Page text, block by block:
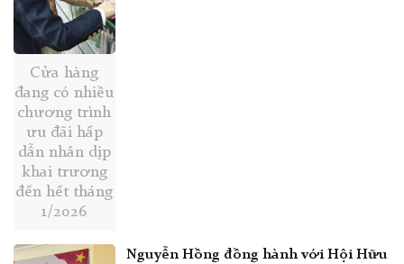
Cửa hàng
đang có nhiều
chương trình
ưu đãi hấp
dẫn nhân dịp
khai trương
đến hết tháng
1/2026
Nguyễn Hồng đồng hành với Hội Hữu